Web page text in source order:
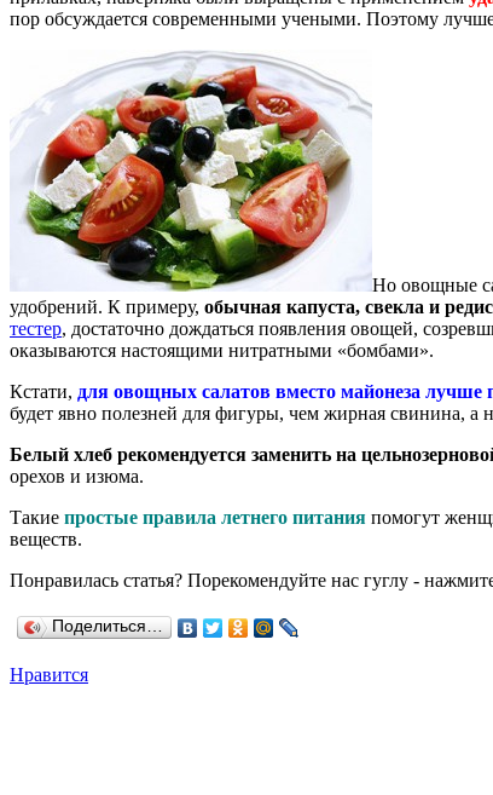
пор обсуждается современными учеными. Поэтому
Но овощные
удобрений. К примеру, обычная капуста, свекла и
тестер, достаточно дождаться появления овощей,
оказываются настоящими нитратными «бомбами».
Кстати, для овощных салатов вместо майонеза лучше
будет явно полезней для фигуры, чем жирная свинина,
Белый хлеб рекомендуется заменить на
орехов и изюма.
Такие простые правила летнего питания помогут
веществ.
Понравилась статья? Порекомендуйте нас гуглу -
Поделиться…
Нравится